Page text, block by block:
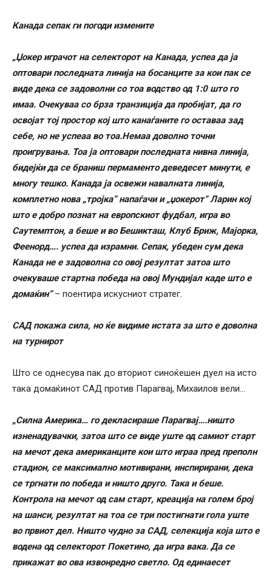
Канада сепак ги погоди измените
„Џокер играчот на селекторот на Канада, успеа да ја
оптовари последната линија на босанците за кои пак се
виде дека се задоволни со тоа водство од 1:0 што го
имаа. Очекуваа со брза транзиција да пробијат, да го
освојат тој простор кој што канаѓаните го оставаа зад
себе, но не успеаа во тоа.Немаа доволно точни
проигрувања. Тоа ја оптовари последната нивна линија,
бидејќи да се браниш пермаменто деведесет минути, е
многу тешко. Канада ја освежи навалната линија,
комплетно нова „тројка“ напаѓачи и „џокерот“ Ларин кој
што е добро познат на европскиот фудбал, игра во
Саутемптон, а беше и во Бешикташ, Клуб Бриж, Мајорка,
Феенорд…. успеа да израмни. Сепак, убеден сум дека
Канада не е задоволна со овој резултат затоа што
очекуваше стартна победа на овој Мундијал каде што е
домаќин“– поентира искусниот стратег.
САД покажа сила, но ќе видиме истата за што е доволна
на турнирот
Што се однесува пак до вториот синоќешен дуел на исто
така домаќинот САД против Парагвај, Михаилов вели…
„Силна Америка… го декласираше Парагвај….ништо
изненадувачки, затоа што се виде уште од самиот старт
на мечот дека американците кои што играа пред преполн
стадион, се максимално мотивирани, инспирирани, дека
се тргнати по победа и ништо друго. Така и беше.
Контрола на мечот од сам старт, креација на голем број
на шанси, резултат на тоа се три постигнати гола уште
во првиот дел. Ништо чудно за САД, селекција која што е
водена од селекторот Покетино, да игра вака. Да се
прикажат во ова извонредно светло. Од единаесет